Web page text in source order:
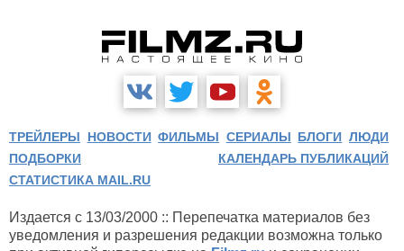
ТРЕЙЛЕРЫ НОВОСТИ ФИЛЬМЫ СЕРИАЛЫ БЛОГИ ЛЮДИ
ПОДБОРКИ
КАЛЕНДАРЬ ПУБЛИКАЦИЙ
СТАТИСТИКА MAIL.RU
Издается с 13/03/2000 :: Перепечатка материалов без
уведомления и разрешения редакции возможна только